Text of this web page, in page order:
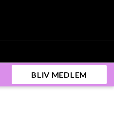
BLIV MEDLEM